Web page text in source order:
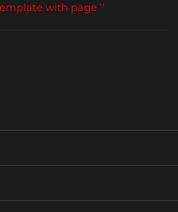
with page ''